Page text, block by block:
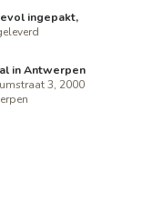
ingepakt,
in Antwerpen
3, 2000